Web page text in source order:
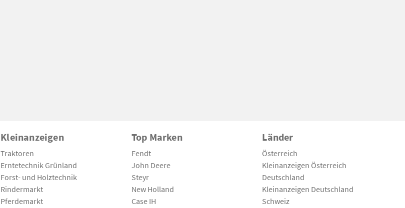
Kleinanzeigen
Traktoren
Erntetechnik Grünland
Forst- und Holztechnik
Rindermarkt
Pferdemarkt
Top Marken
Fendt
John Deere
Steyr
New Holland
Case IH
Länder
Österreich
Kleinanzeigen Österreich
Deutschland
Kleinanzeigen Deutschland
Schweiz